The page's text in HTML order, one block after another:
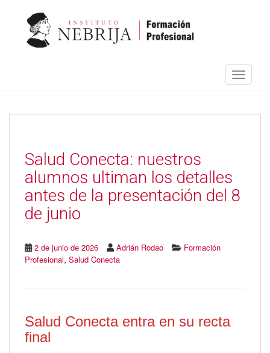
a
Toggle
Salud Conecta: nuestros
alumnos ultiman los detalles
antes de la presentación del 8
de junio
2 de junio de 2026 Adrián Rodao
Formación
Profesional, Salud Conecta
Salud Conecta entra en su recta
final